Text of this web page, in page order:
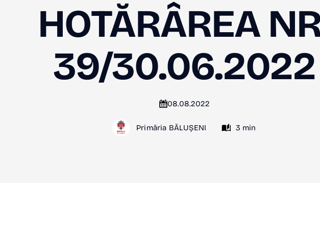
HOTĂRÂREA
39/30.06.2022
08.08.2022
Primăria BĂLUȘENI 3 min